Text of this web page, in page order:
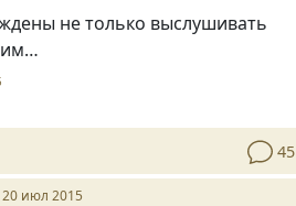
не только выслушивать
45
20 июл 2015